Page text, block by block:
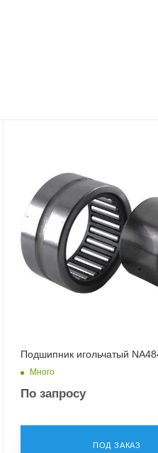
Подшипник игольчатый
Много
По запросу
ПОД ЗАКАЗ